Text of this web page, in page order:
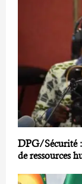
DPG/Sécurité :
de ressources